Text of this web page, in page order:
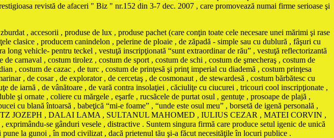
revistă de afaceri " Biz " nr.152 din 3-7 dec. 2007 , care promovează numai firme serioase şi
, accesorii , produse de lux , produse pachet (care conţin toate cele necesare unei mărimi şi rase
clasice , producem canindelon , pelerine de ploaie , de zăpadă - simple sau cu dublură , fâşuri cu
vehicle- pentru teckel , vestuţă inscripţionată “sunt extraordinar de rău” , vestuţă reflectorizantă
carnaval , costum tirolez , costum de sport , costum de schi , costum de şmecheraş , costum de
, costum de cazac , de turc , costum de prinţesă şi prinţ imperial cu diademă , costum prinţesa
, de cosar , de explorator , de cercetaş , de cosmonaut , de stewardesă , costum bărbătesc cu
iarnă , de vânătoare , de vară contra insolaţiei , căciuliţe cu ciucurei , tricouri cool inscripţionate ,
şi ornate , coliere cu mărgele , eşarfe , rucsăcele de purtat osul , gentuţe , prosoape de plajă ,
cu blană întoarsă , babeţică “mi-e foame” , “unde este osul meu” , borsetă de igenă personală ,
JOZEPH , DALAI LAMA , SULTANUL MAHOMED , IULIUS CEZAR , MATEI CORVIN ,
se gânduri vesele , distractive . Suntem singura firmă care produce setul igenic de unică
la gunoi , în mod civilizat , dacă prietenul tău şi-a făcut necesităţile în locuri publice .